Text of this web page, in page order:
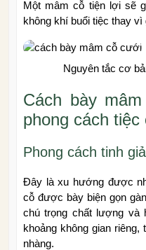
Một mâm cỗ tiện lợi sẽ
không khí buổi tiệc thay
Nguyên tắc cơ
Cách bày
phong cách
Phong cách tinh
Đây là xu hướng được
cỗ được bày biện gọn
chú trọng chất lượng và
khoảng không gian
nhàng.